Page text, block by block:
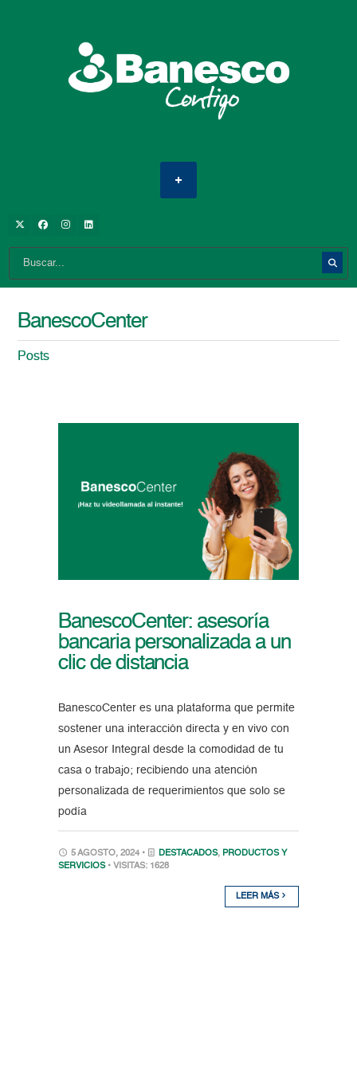
BanescoCenter
Posts
BanescoCenter: asesoría
bancaria personalizada a un
clic de distancia
BanescoCenter es una plataforma que permite
sostener una interacción directa y en vivo con
un Asesor Integral desde la comodidad de tu
casa o trabajo; recibiendo una atención
personalizada de requerimientos que solo se
podía
5 AGOSTO, 2024 • DESTACADOS, PRODUCTOS Y
SERVICIOS • VISITAS: 1628
LEER MÁS